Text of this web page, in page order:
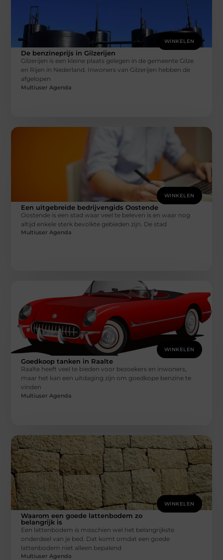
WINKELEN
De benzineprijs in Gilzerijen
Gilzerijen is een kleine plaats gelegen in de gemeente Gilze
en Rijen in Nederland. Inwoners van Gilzerijen hebben de
afgelopen
Multiuser Agenda
WINKELEN
Een uitgebreide bedrijvengids Oostende
Oostende is een stad waar veel te beleven is en waar nog
altijd enkele sterk bevolkte gebieden zijn. De stad
Multiuser Agenda
WINKELEN
Goedkoop tanken in Raalte
Raalte heeft veel te bieden voor bezoekers en inwoners,
maar het kan een uitdaging zijn om goedkope benzine te
vinden
Multiuser Agenda
WINKELEN
Waarom een goede lattenbodem zo
belangrijk is
Een lattenbodem is misschien wel het belangrijkste
onderdeel van je bed. Dat komt omdat een goede
lattenbodem niet alleen bepalend
Multiuser Agenda